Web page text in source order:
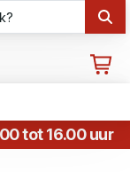
tot 16.00 uur